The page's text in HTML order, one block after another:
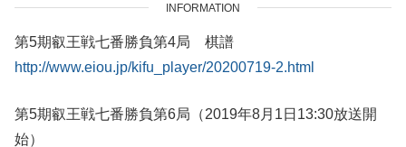
INFORMATION
第5期叡王戦七番勝負第4局 棋譜
http://www.eiou.jp/kifu_player/20200719-2.html
第5期叡王戦七番勝負第6局（2019年8月1日13:30放送開
始）